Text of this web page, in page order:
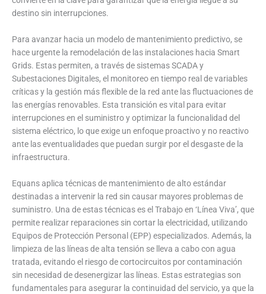
destino sin interrupciones.
Para avanzar hacia un modelo de mantenimiento predictivo, se
hace urgente la remodelación de las instalaciones hacia Smart
Grids. Estas permiten, a través de sistemas SCADA y
Subestaciones Digitales, el monitoreo en tiempo real de variables
críticas y la gestión más flexible de la red ante las fluctuaciones de
las energías renovables. Esta transición es vital para evitar
interrupciones en el suministro y optimizar la funcionalidad del
sistema eléctrico, lo que exige un enfoque proactivo y no reactivo
ante las eventualidades que puedan surgir por el desgaste de la
infraestructura.
Equans aplica técnicas de mantenimiento de alto estándar
destinadas a intervenir la red sin causar mayores problemas de
suministro. Una de estas técnicas es el Trabajo en ‘Línea Viva’, que
permite realizar reparaciones sin cortar la electricidad, utilizando
Equipos de Protección Personal (EPP) especializados. Además, la
limpieza de las líneas de alta tensión se lleva a cabo con agua
tratada, evitando el riesgo de cortocircuitos por contaminación
sin necesidad de desenergizar las líneas. Estas estrategias son
fundamentales para asegurar la continuidad del servicio, ya que la